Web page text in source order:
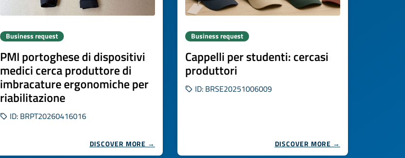
Business request
PMI portoghese di dispositivi
medici cerca produttore di
imbracature ergonomiche per
riabilitazione
ID: BRPT20260416016
DISCOVER MORE →
Business request
Cappelli per studenti: cercasi
produttori
ID: BRSE20251006009
DISCOVER MORE →